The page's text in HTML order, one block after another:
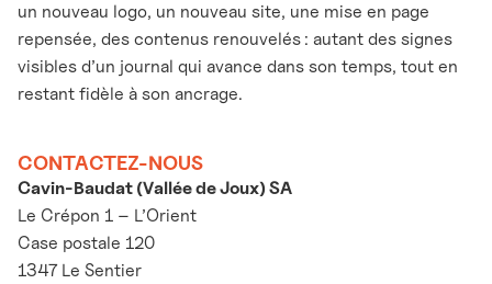
un nouveau logo, un nouveau site, une mise en page
repensée, des contenus renouvelés : autant des signes
visibles d’un journal qui avance dans son temps, tout en
restant fidèle à son ancrage.
CONTACTEZ-NOUS
Cavin-Baudat (Vallée de Joux) SA
Le Crépon 1 – L’Orient
Case postale 120
1347 Le Sentier